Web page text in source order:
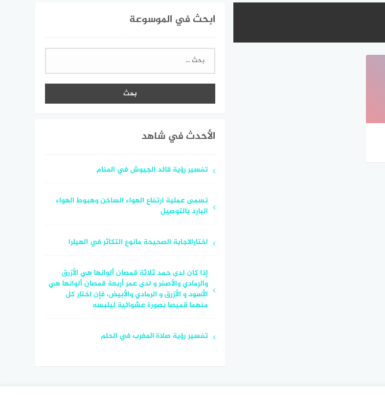
ابحث في الموسوعة
البحث
الأحدث في شاهد
تفسير رؤية قائد الجيوش في المنام
تسمى عملية ارتفاع الهواء الساخن وهبوط الهواء
البارد بالتوصيل
اختارالاجابة الصحيحة مانوع التكاثر في الهيلرا
إذا كان لدى حمد ثلاثة قمصان ألوانها هي الأزرق
والرمادي والأصفر و لدى عمر أربعة قمصان ألوانها هي
الأسود و الأزرق و الرمادي والأبيض، فإن اختار كل
منهما قميصا بصورة عشوائية ليلبسه
تفسير رؤية صلاة المغرب في الحلم